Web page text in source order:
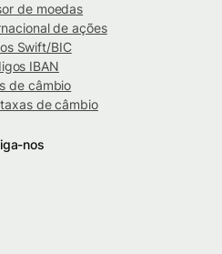
de moedas
de ações
Swift/BIC
IBAN
de câmbio
de câmbio
nos